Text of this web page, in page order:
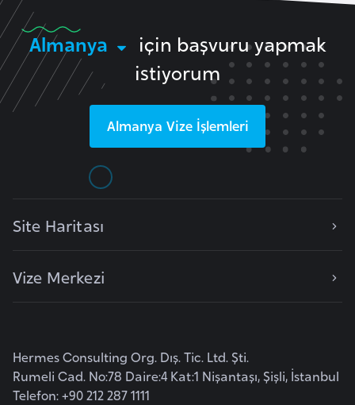
Almanya
için başvuru yapmak
istiyorum
Almanya Vize İşlemleri
Site Haritası
Vize Merkezi
Hermes Consulting Org. Dış. Tic. Ltd. Şti.
Rumeli Cad. No:78 Daire:4 Kat:1 Nişantaşı, Şişli, İstanbul
Telefon: +90 212 287 1111
r
m
n
E
t
a